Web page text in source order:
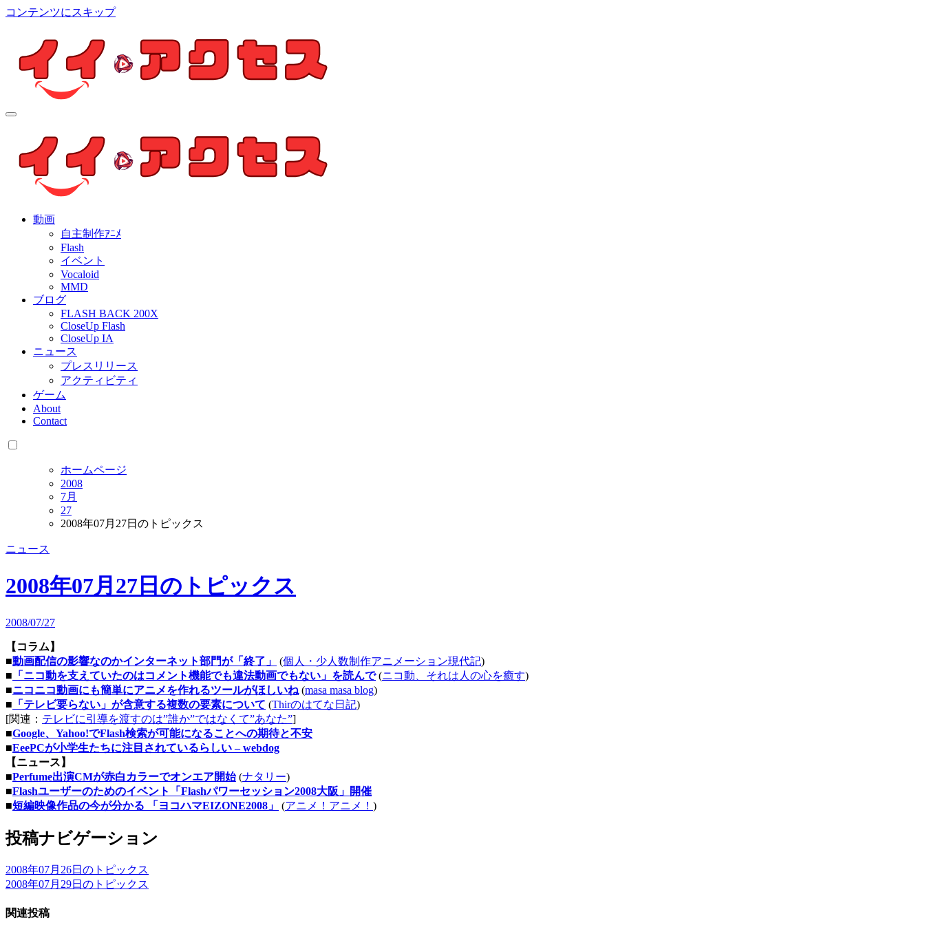
コンテンツにスキップ
個人制作アニメを中心とした動画紹介ブログ
動画
自主制作ｱﾆﾒ
Flash
イベント
Vocaloid
MMD
ブログ
FLASH BACK 200X
CloseUp Flash
CloseUp IA
ニュース
プレスリリース
アクティビティ
ゲーム
About
Contact
ホームページ
2008
7月
27
2008年07月27日のトピックス
ニュース
2008年07月27日のトピックス
2008/07/27
【コラム】
■動画配信の影響なのかインターネット部門が「終了」 (個人・少人数制作アニメーション現代記)
■ 「ニコ動を支えていたのはコメント機能でも違法動画でもない」を読んで(ニコ動、それは人の心を癒す)
■ニコニコ動画にも簡単にアニメを作れるツールがほしいね (masa masa blog)
■ 「テレビ要らない」が含意する複数の要素について (Thirのはてな日記)
[関連： テレビに引導を渡すのは”誰か”ではなくて”あなた”]
■Google、Yahoo!でFlash検索が可能になることへの期待と不安
■EeePCが小学生たちに注目されているらしい – webdog
【ニュース】
■Perfume出演CMが赤白カラーでオンエア開始(ナタリー)
■Flashユーザーのためのイベント「Flashパワーセッション2008大阪」開催
■短編映像作品の今が分かる 「ヨコハマEIZONE2008」 (アニメ！アニメ！ )
投稿ナビゲーション
2008年07月26日のトピックス
2008年07月29日のトピックス
関連投稿